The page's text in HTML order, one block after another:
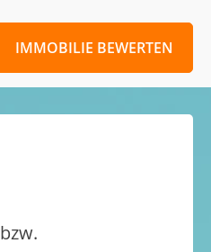
IMMOBILIE BEWERTEN
bzw.